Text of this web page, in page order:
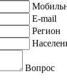
E-mail
Регион
Вопрос